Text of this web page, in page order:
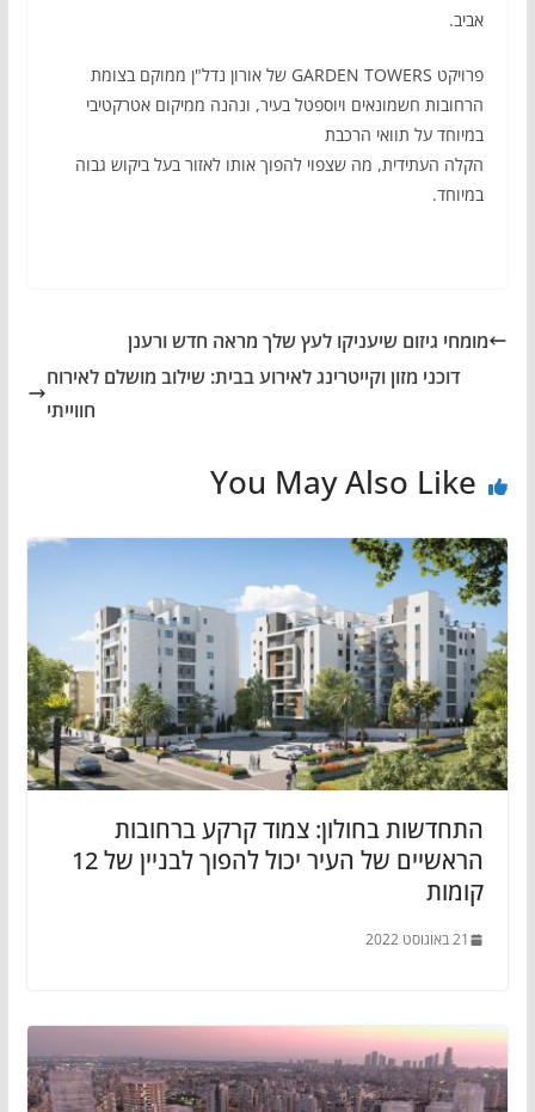
אביב.
פרויקט GARDEN TOWERS של אורון נדל"ן ממוקם בצומת
הרחובות חשמונאים ויוספטל בעיר, ונהנה ממיקום אטרקטיבי
במיוחד על תוואי הרכבת
הקלה העתידית, מה שצפוי להפוך אותו לאזור בעל ביקוש גבוה
במיוחד.
מומחי גיזום שיעניקו לעץ שלך מראה חדש ורענן
דוכני מזון וקייטרינג לאירוע בבית: שילוב מושלם לאירוח
חווייתי
You May Also Like
התחדשות בחולון: צמוד קרקע ברחובות
הראשיים של העיר יכול להפוך לבניין של 12
קומות
21 באוגוסט 2022